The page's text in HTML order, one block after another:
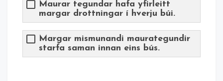
Maurar tegundar hafa yfirleitt
margar drottningar í hverju búi.
Margar mismunandi maurategundir
starfa saman innan eins bús.